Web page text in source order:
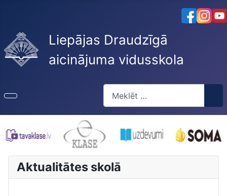
Liepājas Draudzīgā
aicinājuma vidusskola
Type 2 or more characters for
Aktualitātes skolā